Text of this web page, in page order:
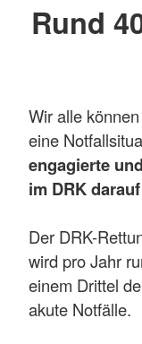
Rund
Wir alle
eine
engagierte
im DRK
Der DRK-
wird pro Jahr
einem Drittel
akute Notfälle.